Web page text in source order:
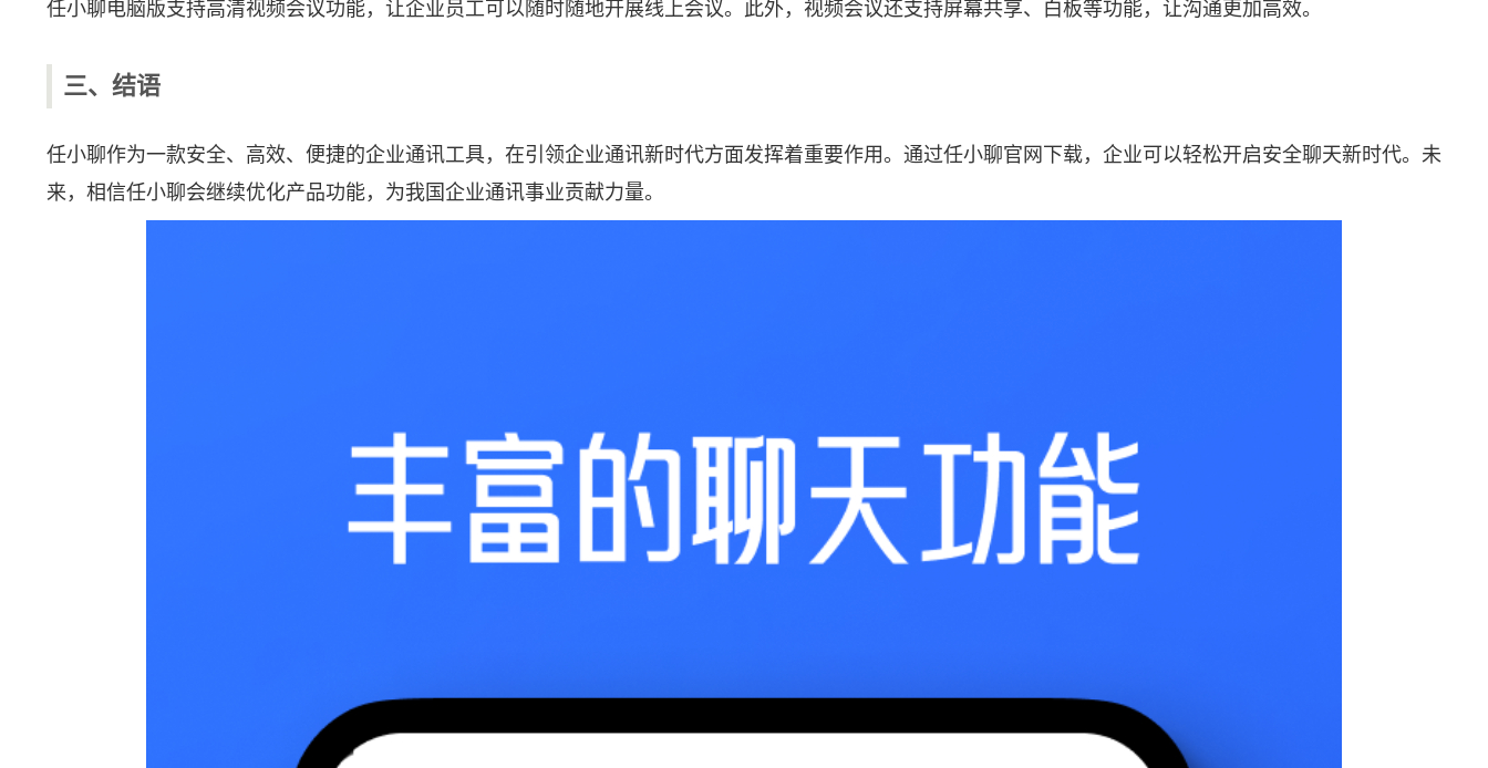
任小聊电脑版支持高清视频会议功能，让企业员工可以随时随地开展线上会议。此外，视频会议还支持屏幕共享、白板等功能，让沟通更加高效。
三、结语
任小聊作为一款安全、高效、便捷的企业通讯工具，在引领企业通讯新时代方面发挥着重要作用。通过任小聊官网下载，企业可以轻松开启安全聊天新时代。未
来，相信任小聊会继续优化产品功能，为我国企业通讯事业贡献力量。